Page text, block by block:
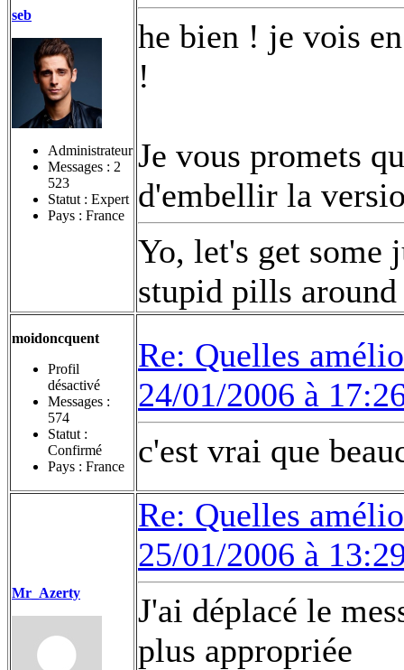
seb
Administrateur
Messages : 2
523
Statut : Expert
Pays : France
he bien ! je vois
!
Je vous promets
d'embellir la
Yo, let's get some
stupid pills
moidoncquent
Profil
désactivé
Messages :
574
Statut :
Confirmé
Pays : France
Re: Quelles
24/01/2006 à
c'est vrai que
Mr_Azerty
Re: Quelles
25/01/2006 à
J'ai déplacé le
plus appropriée